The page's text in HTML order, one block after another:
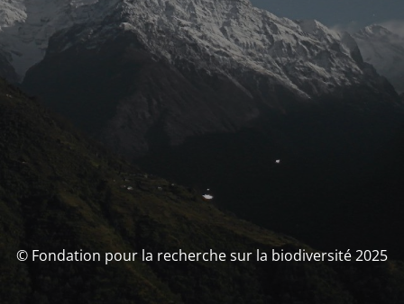
© Fondation pour la recherche sur la biodiversité 2025